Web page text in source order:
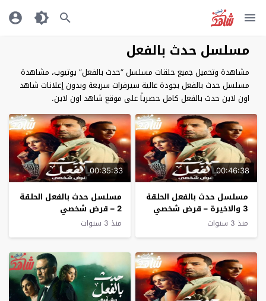
مسلسل حدث بالفعل
مشاهدة وتحميل جميع حلقات مسلسل “حدث بالفعل” يوتيوب، مشاهدة
مسلسل حدث بالفعل بجودة عالية سيرفرات سريعة وبدون إعلانات شاهد
اون لاين حدث بالفعل كامل حصرياً على موقع شاهد اون لاين.
00:46:38
مسلسل حدث بالفعل الحلقة
3 والاخيرة – قرض شخصي
منذ 3 سنوات
00:35:33
مسلسل حدث بالفعل الحلقة
2 – قرض شخصي
منذ 3 سنوات